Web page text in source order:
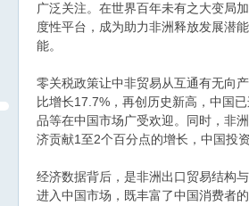
广泛关注。在世界百年未有之大变局
度性平台，成为助力非洲释放发展潜
能。
零关税政策让中非贸易从互通有无向
比增长17.7%，再创历史新高，中国
品等在中国市场广受欢迎。同时，非
济贡献1至2个百分点的增长，中国投
经济数据背后，是非洲出口贸易结构
进入中国市场，既丰富了中国消费者